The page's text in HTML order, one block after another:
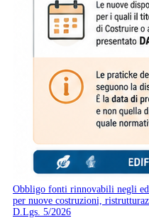
Obbligo fonti rinnovabili negli
per nuove costruzioni,
D.Lgs. 5/2026